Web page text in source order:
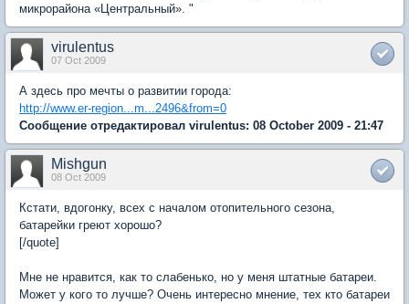
микрорайона «Центральный». "
virulentus
07 Oct 2009
А здесь про мечты о развитии города:
http://www.er-region...m...2496&from=0
Сообщение отредактировал virulentus: 08 October 2009 - 21:47
Mishgun
08 Oct 2009
Кстати, вдогонку, всех с началом отопительного сезона,
батарейки греют хорошо?
[/quote]
Мне не нравится, как то слабенько, но у меня штатные батареи.
Может у кого то лучше? Очень интересно мнение, тех кто батареи